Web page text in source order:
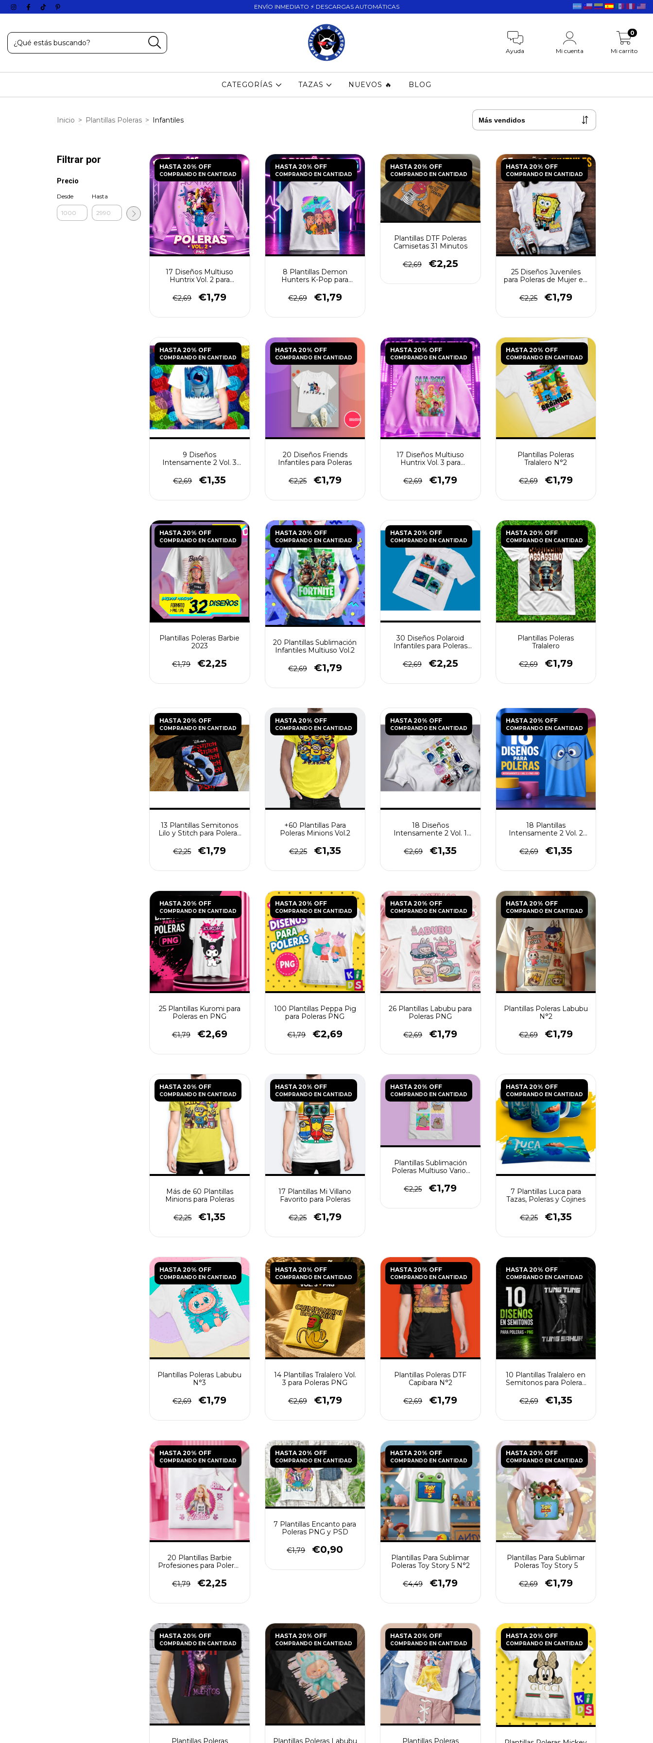
ENVÍO INMEDIATO ⚡ DESCARGAS AUTOMÁTICAS
Ayuda Mi cuenta Mi carrito
0
CATEGORÍAS TAZAS NUEVOS 🔥 BLOG
Inicio > Plantillas Poleras > Infantiles
Filtrar por
Precio
Desde Hasta
HASTA 20% OFF
COMPRANDO EN CANTIDAD
17 Diseños Multiuso
Huntrix Vol. 2 para
€2,69
€1,79
HASTA 20% OFF
COMPRANDO EN CANTIDAD
8 Plantillas Demon
Hunters K-Pop para
€2,69
€1,79
HASTA 20% OFF
COMPRANDO EN CANTIDAD
Plantillas DTF Poleras
Camisetas 31 Minutos
€2,69 €2,25
HASTA 20% OFF
COMPRANDO EN CANTIDAD
25 Diseños Juveniles
para Poleras de Mujer en
€2,25
€1,79
HASTA 20% OFF
COMPRANDO EN CANTIDAD
9 Diseños
Intensamente 2 Vol. 3
€2,69
€1,35
HASTA 20% OFF
COMPRANDO EN CANTIDAD
20 Diseños Friends
Infantiles para Poleras
€2,25 €1,79
HASTA 20% OFF
COMPRANDO EN CANTIDAD
17 Diseños Multiuso
Huntrix Vol. 3 para
€2,69
€1,79
HASTA 20% OFF
COMPRANDO EN CANTIDAD
Plantillas Poleras
Tralalero N°2
€2,69 €1,79
HASTA 20% OFF
COMPRANDO EN CANTIDAD
Plantillas Poleras Barbie
2023
€1,79 €2,25
HASTA 20% OFF
COMPRANDO EN CANTIDAD
20 Plantillas Sublimación
Infantiles Multiuso Vol.2
€2,69 €1,79
HASTA 20% OFF
COMPRANDO EN CANTIDAD
30 Diseños Polaroid
Infantiles para Poleras
€2,69
€2,25
HASTA 20% OFF
COMPRANDO EN CANTIDAD
Plantillas Poleras
Tralalero
€2,69 €1,79
HASTA 20% OFF
COMPRANDO EN CANTIDAD
13 Plantillas Semitonos
Lilo y Stitch para Poleras
€2,25
€1,79
HASTA 20% OFF
COMPRANDO EN CANTIDAD
+60 Plantillas Para
Poleras Minions Vol.2
€2,25 €1,35
HASTA 20% OFF
COMPRANDO EN CANTIDAD
18 Diseños
Intensamente 2 Vol. 1
€2,69
€1,35
HASTA 20% OFF
COMPRANDO EN CANTIDAD
18 Plantillas
Intensamente 2 Vol. 2
€2,69
€1,35
HASTA 20% OFF
COMPRANDO EN CANTIDAD
25 Plantillas Kuromi para
Poleras en PNG
€1,79 €2,69
HASTA 20% OFF
COMPRANDO EN CANTIDAD
100 Plantillas Peppa Pig
para Poleras PNG
€1,79 €2,69
HASTA 20% OFF
COMPRANDO EN CANTIDAD
26 Plantillas Labubu para
Poleras PNG
€2,69 €1,79
HASTA 20% OFF
COMPRANDO EN CANTIDAD
Plantillas Poleras Labubu
N°2
€2,69 €1,79
HASTA 20% OFF
COMPRANDO EN CANTIDAD
Más de 60 Plantillas
Minions para Poleras
€2,25 €1,35
HASTA 20% OFF
COMPRANDO EN CANTIDAD
17 Plantillas Mi Villano
Favorito para Poleras
€2,25 €1,79
HASTA 20% OFF
COMPRANDO EN CANTIDAD
Plantillas Sublimación
Poleras Multiuso Varios
€2,25
€1,79
HASTA 20% OFF
COMPRANDO EN CANTIDAD
7 Plantillas Luca para
Tazas, Poleras y Cojines
€2,25 €1,35
HASTA 20% OFF
COMPRANDO EN CANTIDAD
Plantillas Poleras Labubu
N°3
€2,69 €1,79
HASTA 20% OFF
COMPRANDO EN CANTIDAD
14 Plantillas Tralalero Vol.
3 para Poleras PNG
€2,69 €1,79
HASTA 20% OFF
COMPRANDO EN CANTIDAD
Plantillas Poleras DTF
Capibara N°2
€2,69 €1,79
HASTA 20% OFF
COMPRANDO EN CANTIDAD
10 Plantillas Tralalero en
Semitonos para Poleras
€2,69
€1,35
HASTA 20% OFF
COMPRANDO EN CANTIDAD
20 Plantillas Barbie
Profesiones para Poleras
€1,79
€2,25
HASTA 20% OFF
COMPRANDO EN CANTIDAD
7 Plantillas Encanto para
Poleras PNG y PSD
€1,79 €0,90
HASTA 20% OFF
COMPRANDO EN CANTIDAD
Plantillas Para Sublimar
Poleras Toy Story 5 N°2
€4,49 €1,79
HASTA 20% OFF
COMPRANDO EN CANTIDAD
Plantillas Para Sublimar
Poleras Toy Story 5
€2,69 €1,79
HASTA 20% OFF
COMPRANDO EN CANTIDAD
Plantillas Poleras
HASTA 20% OFF
COMPRANDO EN CANTIDAD
Plantillas Poleras Labubu
HASTA 20% OFF
COMPRANDO EN CANTIDAD
Plantillas Poleras
HASTA 20% OFF
COMPRANDO EN CANTIDAD